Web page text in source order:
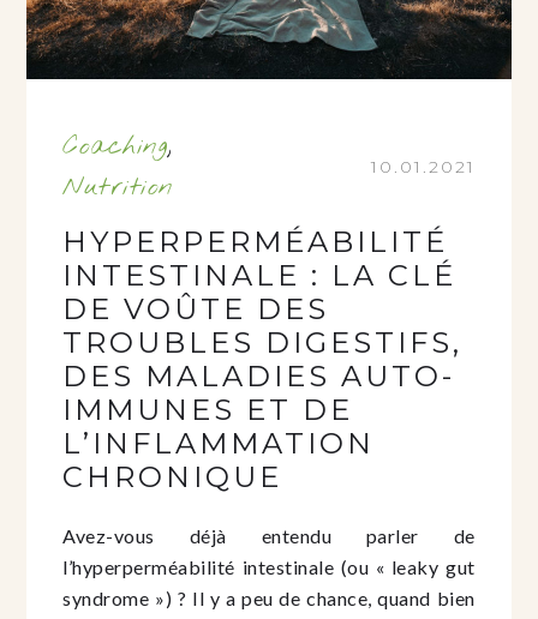
Coaching,
Nutrition
10.01.2021
HYPERPERMÉABILITÉ
INTESTINALE : LA CLÉ
DE VOÛTE DES
TROUBLES DIGESTIFS,
DES MALADIES AUTO-
IMMUNES ET DE
L’INFLAMMATION
CHRONIQUE
Avez-vous déjà entendu parler de
l’hyperperméabilité intestinale (ou « leaky gut
syndrome ») ? Il y a peu de chance, quand bien